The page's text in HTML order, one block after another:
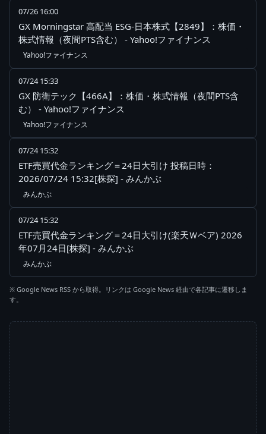
07/26 16:00
GX Morningstar 高配当 ESG-日本株式【2849】：株価・
株式情報（夜間PTS含む） - Yahoo!ファイナンス
Yahoo!ファイナンス
07/24 15:33
GX 防衛テック【466A】：株価・株式情報（夜間PTS含
む） - Yahoo!ファイナンス
Yahoo!ファイナンス
07/24 15:32
ETF売買代金ランキング＝24日大引け 投稿日時：
2026/07/24 15:32[株探] - みんかぶ
みんかぶ
07/24 15:32
ETF売買代金ランキング＝24日大引け(楽天Ｗベア) 2026
年07月24日[株探] - みんかぶ
みんかぶ
※ Google News RSS から取得。リンクは Google News 経由で各記事に遷移しま
す。